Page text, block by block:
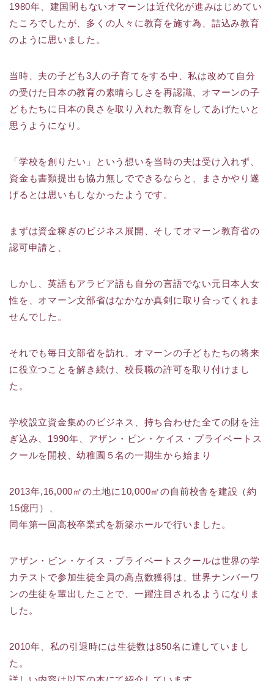
1980年、建国間もないオマーンは近代化が進みはじめてい
たころでしたが、多くの人々に教育を施す為、詰込み教育
のように思いました。
当時、夫の子ども3人の子育てをする中、私は改めて自分
の受けた日本の教育の素晴らしさを再認識、オマーンの子
どもたちに日本の良さを取り入れた教育をしてあげたいと
思うようになり。
「学校を創りたい」という想いを当時の夫は受け入れず、
資金も書類提出も協力無しでできるならと、まさかやり遂
げるとは思いもしなかったようです。
まずは資金稼ぎのビジネス展開、そしてオマーン教育省の
認可申請と、
しかし、英語もアラビア語も自分の言語でない元日本人女
性を、オマーン文部省はなかなか真剣に取り合ってくれま
せんでした。
それでも毎日文部省を訪れ、オマーンの子どもたちの将来
に役立つことを解き続け、校長職の許可を取り付けまし
た。
学校設立資金集めのビジネス、持ち合わせた全ての財を注
ぎ込み、1990年、アザン・ビン・ケイス・プライベートス
クールを開校、幼稚園５名の一期生から始まり
2013年,16,000㎡の土地に10,000㎡の自前校舎を建設（約
15億円）、
同年第一回高校卒業式を新築ホールで行いました。
アザン・ビン・ケイス・プライベートスクールは世界の学
力テストで参加生徒全員の高点数獲得は、世界ナンバーワ
ンの生徒を輩出したことで、一躍注目されるようになりま
した。
2010年、私の引退時には生徒数は850名に達していまし
た。